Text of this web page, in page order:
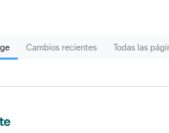
Cambios recientes Todas las